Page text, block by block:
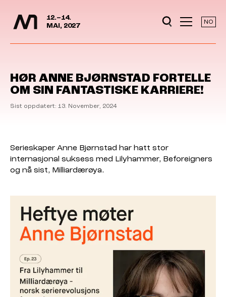
Jump to content
12.–14.
MAI, 2027
NO
HØR ANNE BJØRNSTAD FORTELLE
OM SIN FANTASTISKE KARRIERE!
Sist oppdatert: 13. November, 2024
Serieskaper Anne Bjørnstad har hatt stor
internasjonal suksess med Lilyhammer, Beforeigners
og nå sist, Milliardærøya.